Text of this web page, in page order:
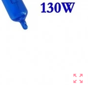
zoom_out_map